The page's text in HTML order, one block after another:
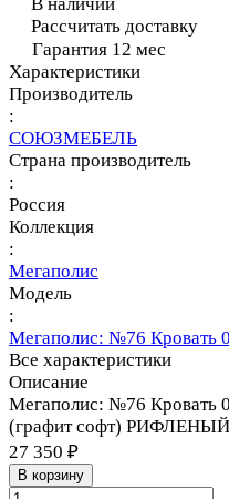
Рассчитать доставку
Гарантия 12 мес
Характеристики
Производитель
:
СОЮЗМЕБЕЛЬ
Страна производитель
:
Россия
Коллекция
:
Мегаполис
Модель
:
Мегаполис: №76 Кровать
Все характеристики
Описание
Мегаполис: №76 Кровать
(графит софт) РИФЛЕНЫЙ
27 350 ₽
В корзину